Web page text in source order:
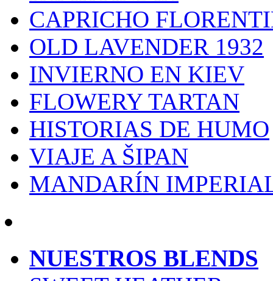
CAPRICHO
OLD LAVENDER 1932
INVIERNO EN KIEV
FLOWERY TARTAN
HISTORIAS DE HUMO
VIAJE A ŠIPAN
MANDARÍN
NUESTROS BLENDS